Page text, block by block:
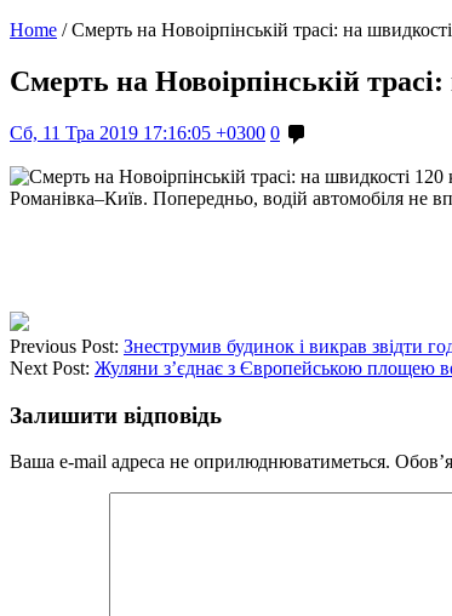
Home / Смерть на Новоірпінській трасі: на
Смерть на Новоірпінській
Сб, 11 Тра 2019 17:16:05 +0300 0
Романівка–Київ. Попередньо, водій автомобіля не
Previous Post: Знеструмив будинок і викрав звідти
Next Post: Жуляни з’єднає з Європейською площею
Залишити відповідь
Ваша e-mail адреса не оприлюднюватиметься.